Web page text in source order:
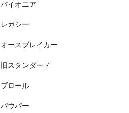
パイオニア
レガシー
オースブレイカー
旧スタンダード
ブロール
パウパー